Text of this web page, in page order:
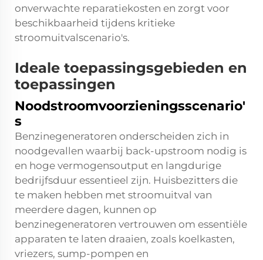
onverwachte reparatiekosten en zorgt voor
beschikbaarheid tijdens kritieke
stroomuitvalscenario's.
Ideale toepassingsgebieden en
toepassingen
Noodstroomvoorzieningsscenario'
s
Benzinegeneratoren onderscheiden zich in
noodgevallen waarbij back-upstroom nodig is
en hoge vermogensoutput en langdurige
bedrijfsduur essentieel zijn. Huisbezitters die
te maken hebben met stroomuitval van
meerdere dagen, kunnen op
benzinegeneratoren vertrouwen om essentiële
apparaten te laten draaien, zoals koelkasten,
vriezers, sump-pompen en